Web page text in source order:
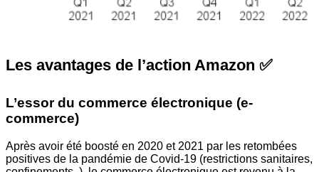
Les avantages de l’action Amazon ✅
L’essor du commerce électronique (e-
commerce)
Après avoir été boosté en 2020 et 2021 par les retombées
positives de la pandémie de Covid-19 (restrictions sanitaires,